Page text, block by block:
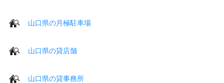
山口県の月極駐車場
山口県の貸店舗
山口県の貸事務所